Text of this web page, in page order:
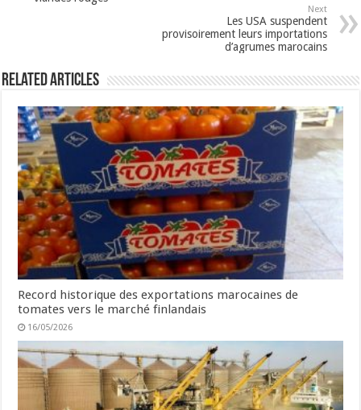
Next
Les USA suspendent
provisoirement leurs importations
d’agrumes marocains
Related Articles
Record historique des exportations marocaines de
tomates vers le marché finlandais
16/05/2026